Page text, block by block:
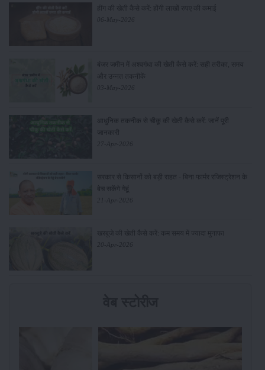
हींग की खेती कैसे करें: होंगी लाखों रुपए की कमाई
06-May-2026
बंजर जमीन में अश्वगंधा की खेती कैसे करें: सही तरीका, समय
और उन्नत तकनीकें
03-May-2026
आधुनिक तकनीक से चीकू की खेती कैसे करें: जानें पूरी
जानकारी
27-Apr-2026
सरकार से किसानों को बड़ी राहत - बिना फार्मर रजिस्ट्रेशन के
बेच सकेंगे गेहूं
21-Apr-2026
खरबूजे की खेती कैसे करें: कम समय में ज्यादा मुनाफा
20-Apr-2026